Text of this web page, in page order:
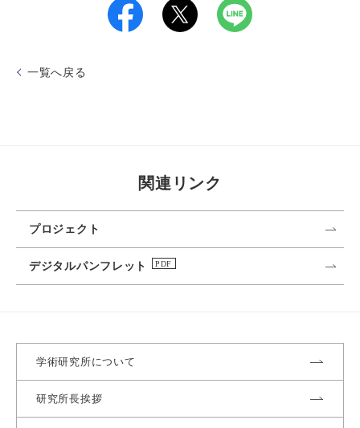
一覧へ戻る
関連リンク
プロジェクト
デジタルパンフレット
学術研究所について
研究所長挨拶